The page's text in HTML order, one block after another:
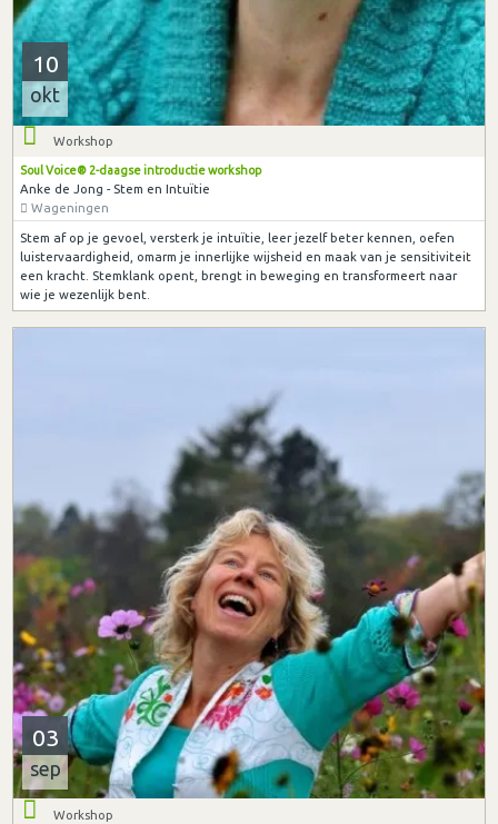
10
okt
Workshop
Soul Voice® 2-daagse introductie workshop
Anke de Jong - Stem en Intuïtie
Wageningen
Stem af op je gevoel, versterk je intuïtie, leer jezelf beter kennen, oefen
luistervaardigheid, omarm je innerlijke wijsheid en maak van je sensitiviteit
een kracht. Stemklank opent, brengt in beweging en transformeert naar
wie je wezenlijk bent.
03
sep
Workshop